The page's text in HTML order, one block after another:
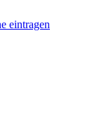
eintragen